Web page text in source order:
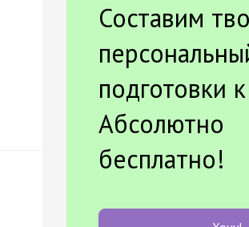
Составим
подготовки
Абсолютно
бесплатно!